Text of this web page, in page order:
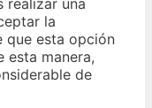
realizar una
la
que esta opción
esta manera,
de